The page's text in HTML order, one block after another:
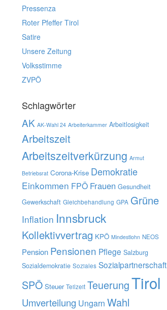
Pressenza
Roter Pfeffer Tirol
Satire
Unsere Zeitung
Volksstimme
ZVPÖ
Schlagwörter
AK AK-Wahl 24 Arbeiterkammer Arbeitlosigkeit
Arbeitszeit
Arbeitszeitverkürzung Armut
Betriebsrat Corona-Krise Demokratie
Einkommen FPÖ Frauen Gesundheit
Gewerkschaft Gleichbehandlung GPA Grüne
Inflation Innsbruck
Kollektivvertrag KPÖ Mindestlohn NEOS
Pension Pensionen Pflege Salzburg
Sozialdemokratie Soziales Sozialpartnerschaft
SPÖ Steuer Teilzeit TeuerungTirol
Umverteilung Ungarn Wahl